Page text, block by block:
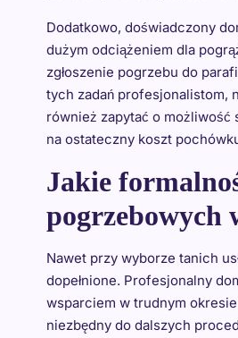
Dodatkowo, doświadczony
dużym odciążeniem dla
zgłoszenie pogrzebu do
tych zadań profesjonalistom,
również zapytać o możliwość
na ostateczny koszt
Jakie
pogrzebowych
Nawet przy wyborze tanich
dopełnione. Profesjonalny
wsparciem w trudnym
niezbędny do dalszych